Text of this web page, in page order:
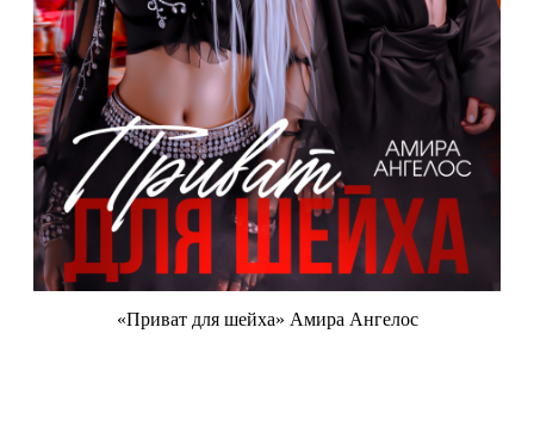
«Приват для шейха» Амира Ангелос